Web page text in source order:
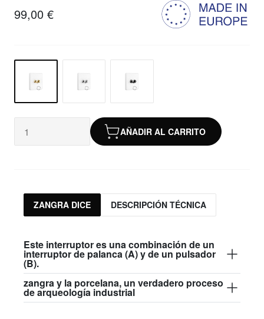
99,00 €
AÑADIR AL CARRITO
ZANGRA DICE DESCRIPCIÓN TÉCNICA
Este interruptor es una combinación de un
interruptor de palanca (A) y de un pulsador
(B).
zangra y la porcelana, un verdadero proceso
de arqueología industrial